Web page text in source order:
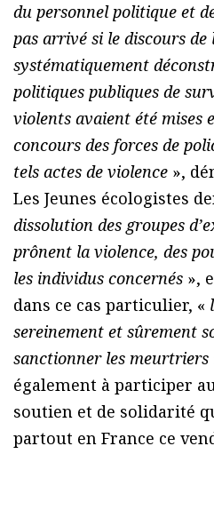
du personnel politique et
pas arrivé si le discours
systématiquement
politiques publiques de
violents avaient été mises
concours des forces de
tels actes de violence »,
Les Jeunes écologistes
dissolution des groupes
prônent la violence, des
les individus concernés »,
dans ce cas particulier, «
sereinement et sûrement
sanctionner les meurtriers
également à participer
soutien et de solidarité
partout en France ce